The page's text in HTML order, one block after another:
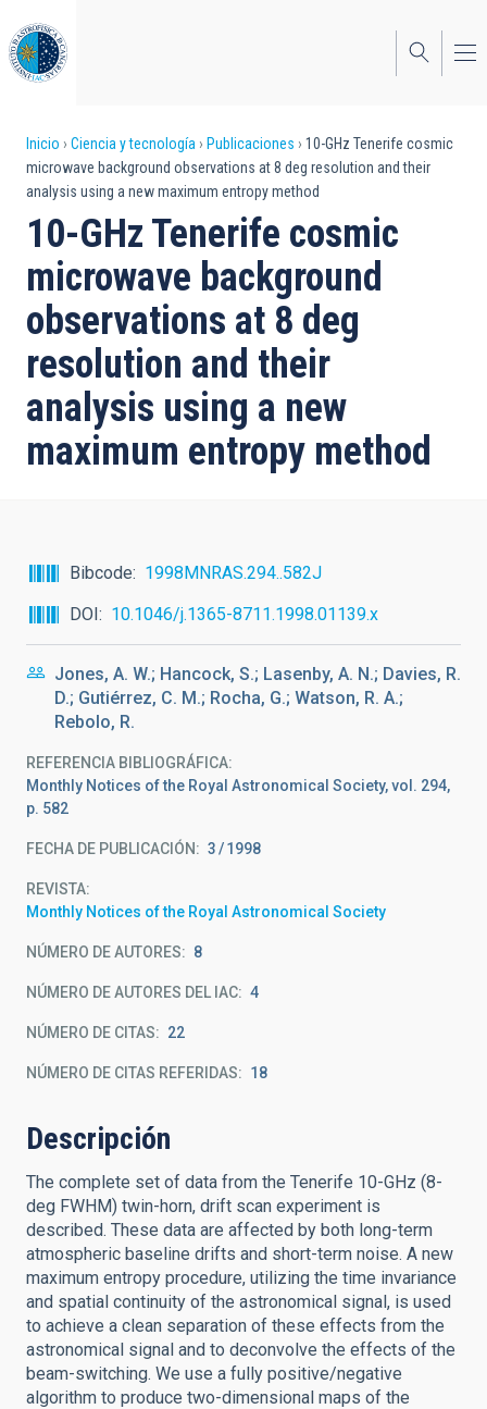
al
contenido
principal
Sobrescribir
enlaces
de
ayuda
a
la
navegación
Inicio Ciencia y tecnología Publicaciones
10-GHz Tenerife cosmic
microwave background observations at 8 deg resolution and their
analysis using a new maximum entropy method
10-GHz Tenerife cosmic
microwave background
observations at 8 deg
resolution and their
analysis using a new
maximum entropy method
Bibcode
1998MNRAS.294..582J
DOI
10.1046/j.1365-8711.1998.01139.x
Jones, A. W.; Hancock, S.; Lasenby, A. N.; Davies, R.
D.; Gutiérrez, C. M.; Rocha, G.; Watson, R. A.;
Rebolo, R.
REFERENCIA BIBLIOGRÁFICA
Monthly Notices of the Royal Astronomical Society, vol. 294,
p. 582
FECHA DE PUBLICACIÓN: 3 1998
REVISTA
Monthly Notices of the Royal Astronomical Society
NÚMERO DE AUTORES 8
NÚMERO DE AUTORES DEL IAC 4
NÚMERO DE CITAS 22
NÚMERO DE CITAS REFERIDAS 18
Descripción
The complete set of data from the Tenerife 10-GHz (8-
deg FWHM) twin-horn, drift scan experiment is
described. These data are affected by both long-term
atmospheric baseline drifts and short-term noise. A new
maximum entropy procedure, utilizing the time invariance
and spatial continuity of the astronomical signal, is used
to achieve a clean separation of these effects from the
astronomical signal and to deconvolve the effects of the
beam-switching. We use a fully positive/negative
algorithm to produce two-dimensional maps of the